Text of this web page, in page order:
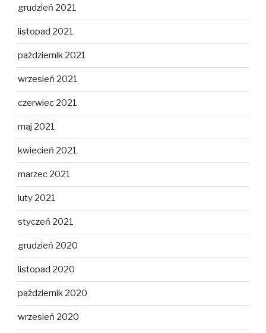
grudzień 2021
listopad 2021
październik 2021
wrzesień 2021
czerwiec 2021
maj 2021
kwiecień 2021
marzec 2021
luty 2021
styczeń 2021
grudzień 2020
listopad 2020
październik 2020
wrzesień 2020